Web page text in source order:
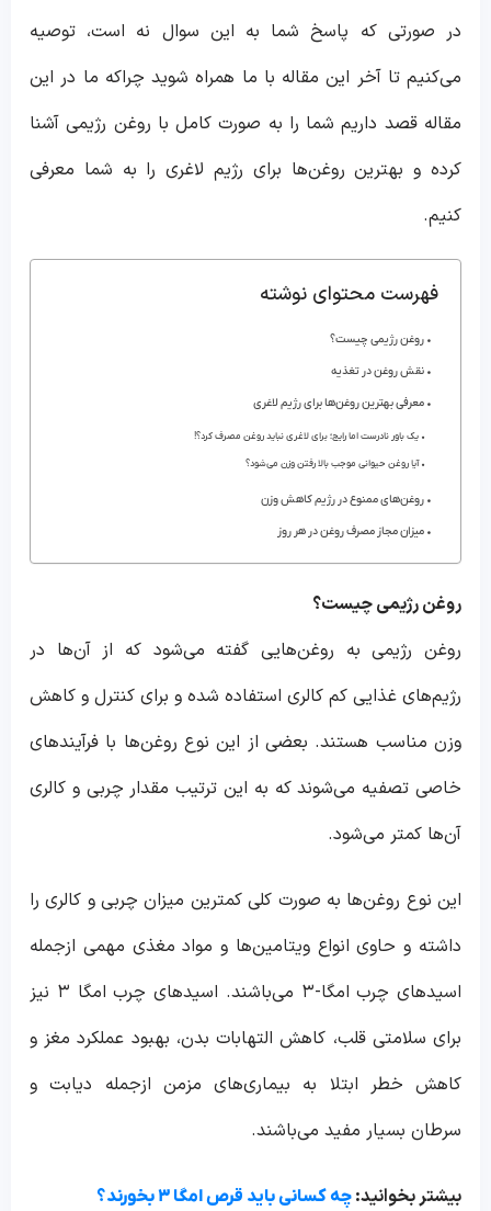
در صورتی که پاسخ شما به این سوال نه است، توصیه
می‌کنیم تا آخر این مقاله با ما همراه شوید چراکه ما در این
مقاله قصد داریم شما را به صورت کامل با روغن رژیمی آشنا
کرده و بهترین روغن‌ها برای رژیم لاغری را به شما معرفی
کنیم.
فهرست محتوای نوشته
روغن رژیمی چیست؟
نقش روغن در تغذیه
معرفی بهترین روغن‌ها برای رژیم لاغری
یک باور نادرست اما رایج؛ برای لاغری نباید روغن مصرف کرد؟!
آیا روغن حیوانی موجب بالا رفتن وزن می‌شود؟
روغن‌های ممنوع در رژیم کاهش وزن
میزان مجاز مصرف روغن در هر روز
روغن رژیمی چیست؟
روغن رژیمی به روغن‌هایی گفته می‌شود که از آن‌ها در
رژیم‌های غذایی کم کالری استفاده شده و برای کنترل و کاهش
وزن مناسب هستند. بعضی از این نوع روغن‌ها با فرآیندهای
خاصی تصفیه می‌شوند که به این ترتیب مقدار چربی و کالری
آن‌ها کمتر می‌شود.
این نوع روغن‌ها به صورت کلی کمترین میزان چربی و کالری را
داشته و حاوی انواع ویتامین‌ها و مواد مغذی مهمی ازجمله
اسیدهای چرب امگا-۳ می‌باشند. اسیدهای چرب امگا ۳ نیز
برای سلامتی قلب، کاهش التهابات بدن، بهبود عملکرد مغز و
کاهش خطر ابتلا به بیماری‌های مزمن ازجمله دیابت و
سرطان بسیار مفید می‌باشند.
بیشتر بخوانید: چه کسانی باید قرص امگا ۳ بخورند؟